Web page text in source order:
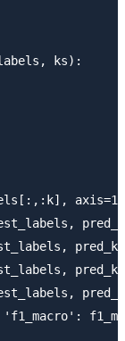
ks):